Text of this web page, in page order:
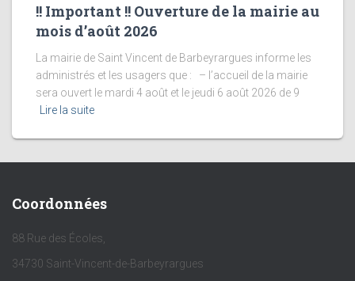
!! Important !! Ouverture de la mairie au
mois d’août 2026
La mairie de Saint Vincent de Barbeyrargues informe les
administrés et les usagers que : – l’accueil de la mairie
sera ouvert le mardi 4 août et le jeudi 6 août 2026 de 9
Lire la suite
Coordonnées
88 Rue des Écoles,
34730 Saint-Vincent-de-Barbeyrargues